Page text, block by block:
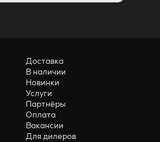
Доставка
В наличии
Новинки
Услуги
Партнёры
Оплата
Вакансии
Для дилеров